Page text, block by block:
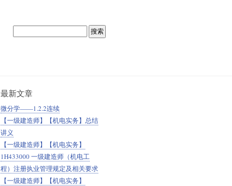
最新文章
微分学——1.2.2连续
【一级建造师】【机电实务】总结
讲义
【一级建造师】【机电实务】
1H433000 一级建造师（机电工
程）注册执业管理规定及相关要求
【一级建造师】【机电实务】